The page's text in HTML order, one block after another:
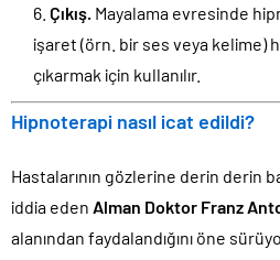
Çıkış. Mayalama evresinde
işaret (örn. bir ses veya kelime)
çıkarmak için kullanılır.
Hipnoterapi nasıl icat edildi?
Hastalarının gözlerine derin derin
iddia eden Alman Doktor Franz
alanından faydalandığını öne